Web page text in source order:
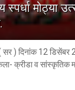
मोठ्या
( सर ) दिनांक 12
क्रीडा व सांस्कृतिक